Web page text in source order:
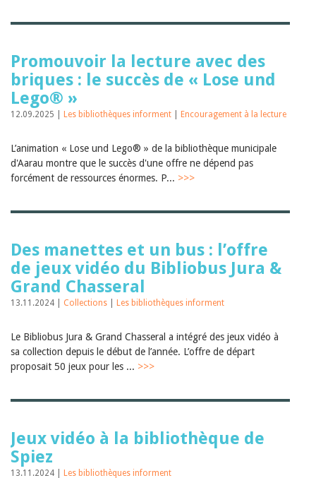
Promouvoir la lecture avec des
briques : le succès de « Lose und
Lego® »
12.09.2025 | Les bibliothèques informent Encouragement à la lecture
L’animation « Lose und Lego® » de la bibliothèque municipale
d'Aarau montre que le succès d'une offre ne dépend pas
forcément de ressources énormes. P... >>>
Des manettes et un bus : l’offre
de jeux vidéo du Bibliobus Jura &
Grand Chasseral
13.11.2024 | Collections Les bibliothèques informent
Le Bibliobus Jura & Grand Chasseral a intégré des jeux vidéo à
sa collection depuis le début de l’année. L’offre de départ
proposait 50 jeux pour les ... >>>
Jeux vidéo à la bibliothèque de
Spiez
13.11.2024 | Les bibliothèques informent